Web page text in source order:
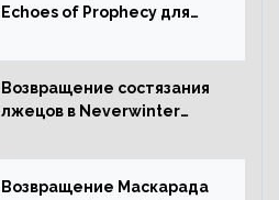
Echoes of Prophecy для
Возвращение состязания
лжецов в Neverwinter
Возвращение Маскарада